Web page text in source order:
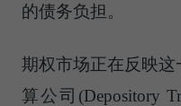
的债务负担。
期权市场正在反映
算公司(Depository